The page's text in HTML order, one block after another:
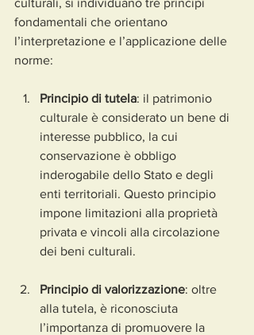
fondamentali che orientano
l’interpretazione e l’applicazione delle
norme:
Principio di tutela: il patrimonio
culturale è considerato un bene di
interesse pubblico, la cui
conservazione è obbligo
inderogabile dello Stato e degli
enti territoriali. Questo principio
impone limitazioni alla proprietà
privata e vincoli alla circolazione
dei beni culturali.
Principio di valorizzazione: oltre
alla tutela, è riconosciuta
l’importanza di promuovere la